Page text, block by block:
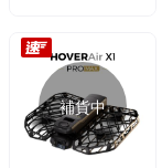
補貨中